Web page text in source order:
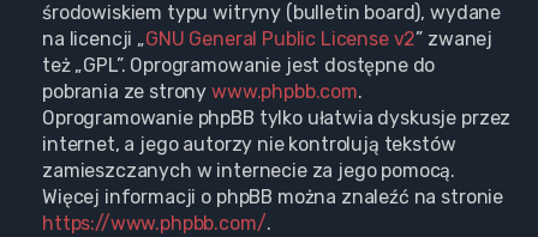
środowiskiem typu witryny (bulletin board), wydane
na licencji „GNU General Public License v2” zwanej
też „GPL”. Oprogramowanie jest dostępne do
pobrania ze strony www.phpbb.com.
Oprogramowanie phpBB tylko ułatwia dyskusje przez
internet, a jego autorzy nie kontrolują tekstów
zamieszczanych w internecie za jego pomocą.
Więcej informacji o phpBB można znaleźć na stronie
https://www.phpbb.com/.